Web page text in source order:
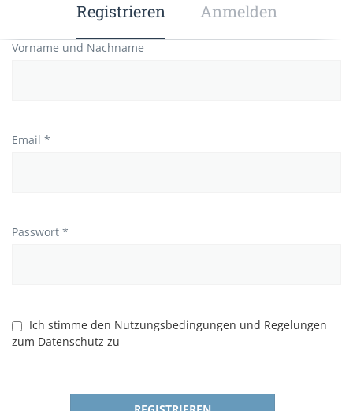
Registrieren Anmelden
Vorname und Nachname
Email *
Passwort *
Ich stimme den Nutzungsbedingungen und Regelungen
zum Datenschutz zu